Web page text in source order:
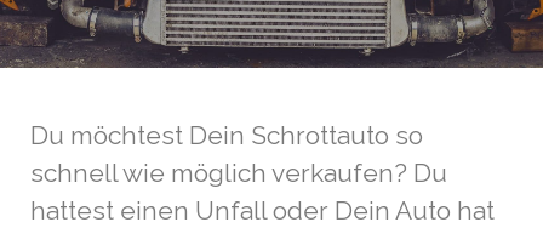
Du möchtest Dein Schrottauto so
schnell wie möglich verkaufen? Du
hattest einen Unfall oder Dein Auto hat